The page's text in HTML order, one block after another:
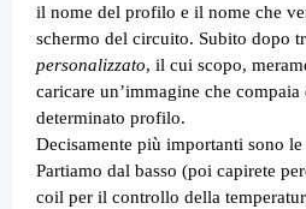
il nome del profilo e il nome che
schermo del circuito. Subito dopo
personalizzato, il cui scopo,
caricare un’immagine che
determinato profilo.
Decisamente più importanti sono
Partiamo dal basso (poi capirete
coil per il controllo della